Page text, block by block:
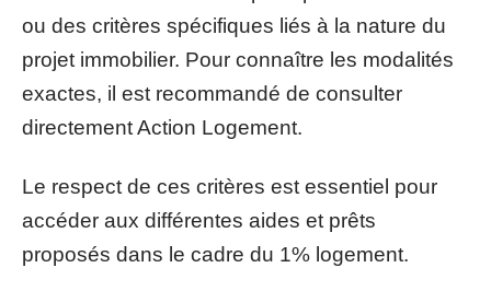
ou des critères spécifiques liés à la nature du
projet immobilier. Pour connaître les modalités
exactes, il est recommandé de consulter
directement Action Logement.
Le respect de ces critères est essentiel pour
accéder aux différentes aides et prêts
proposés dans le cadre du 1% logement.